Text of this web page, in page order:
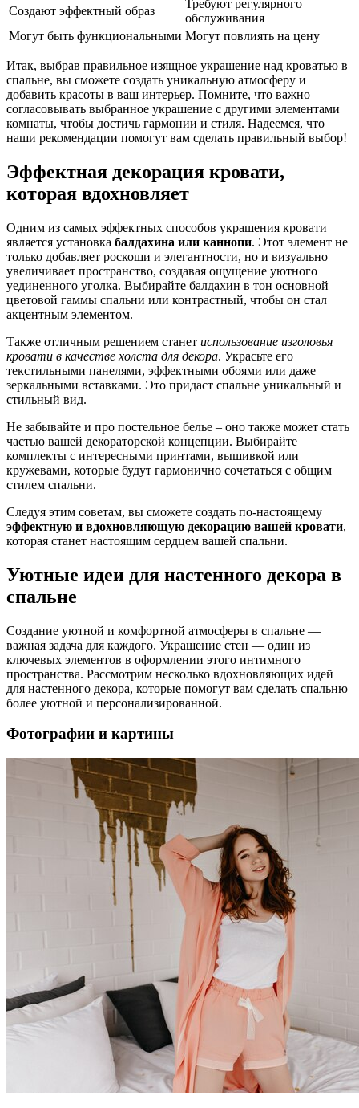
Создают эффектный образ
Требуют регулярного
обслуживания
Могут быть функциональными Могут повлиять на цену
Итак, выбрав правильное изящное украшение над кроватью в
спальне, вы сможете создать уникальную атмосферу и
добавить красоты в ваш интерьер. Помните, что важно
согласовывать выбранное украшение с другими элементами
комнаты, чтобы достичь гармонии и стиля. Надеемся, что
наши рекомендации помогут вам сделать правильный выбор!
Эффектная декорация кровати,
которая вдохновляет
Одним из самых эффектных способов украшения кровати
является установка балдахина или каннопи. Этот элемент не
только добавляет роскоши и элегантности, но и визуально
увеличивает пространство, создавая ощущение уютного
уединенного уголка. Выбирайте балдахин в тон основной
цветовой гаммы спальни или контрастный, чтобы он стал
акцентным элементом.
Также отличным решением станет использование изголовья
кровати в качестве холста для декора. Украсьте его
текстильными панелями, эффектными обоями или даже
зеркальными вставками. Это придаст спальне уникальный и
стильный вид.
Не забывайте и про постельное белье – оно также может стать
частью вашей декораторской концепции. Выбирайте
комплекты с интересными принтами, вышивкой или
кружевами, которые будут гармонично сочетаться с общим
стилем спальни.
Следуя этим советам, вы сможете создать по-настоящему
эффектную и вдохновляющую декорацию вашей кровати,
которая станет настоящим сердцем вашей спальни.
Уютные идеи для настенного декора в
спальне
Создание уютной и комфортной атмосферы в спальне —
важная задача для каждого. Украшение стен — один из
ключевых элементов в оформлении этого интимного
пространства. Рассмотрим несколько вдохновляющих идей
для настенного декора, которые помогут вам сделать спальню
более уютной и персонализированной.
Фотографии и картины